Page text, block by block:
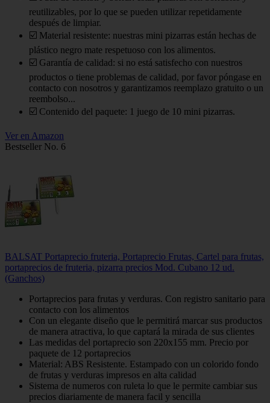
reutilizables, por lo que se pueden utilizar repetidamente
después de limpiar.
☑️ Material resistente: nuestras mini pizarras están hechas de
plástico negro mate respetuoso con los alimentos.
☑️ Garantía de calidad: si no está satisfecho con nuestros
productos o tiene problemas de calidad, por favor póngase en
contacto con nosotros y garantizamos reemplazo gratuito o un
reembolso...
☑️ Contenido del paquete: 1 juego de 10 mini pizarras.
Ver en Amazon
Bestseller No. 6
BALSAT Portaprecio fruteria, Portaprecio Frutas, Cartel para frutas,
portaprecios de fruteria, pizarra precios Mod. Cubano 12 ud.
(Ganchos)
Portaprecios para frutas y verduras. Con registro sanitario para
contacto con los alimentos
Con un elegante diseño que le permitirá marcar sus productos
de manera atractiva, lo que captará la mirada de sus clientes
Las medidas del portaprecio son 220x155 mm. Precio por
paquete de 12 portaprecios
Material: ABS Resistente. Estampado con un colorido fondo
de frutas y verduras impresos en alta calidad
Sistema de numeros con ruleta lo que le permite cambiar sus
precios diariamente de manera facil y sencilla